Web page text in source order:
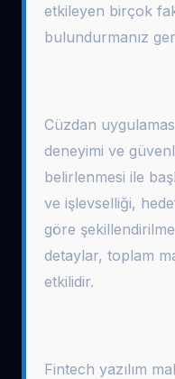
etkileyen birçok
bulundurmanız
Cüzdan
deneyimi ve
belirlenmesi ile
ve işlevselliği,
göre
detaylar, toplam
etkilidir.
Fintech yazılım